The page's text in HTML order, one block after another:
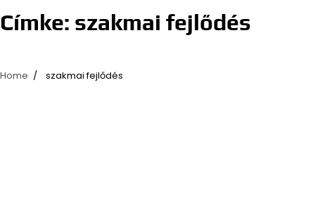
Címke: szakmai fejlődés
Home szakmai fejlődés